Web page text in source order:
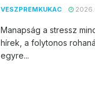
VESZPREMKUKAC
Manapság a stressz
hírek, a folytonos
egyre...